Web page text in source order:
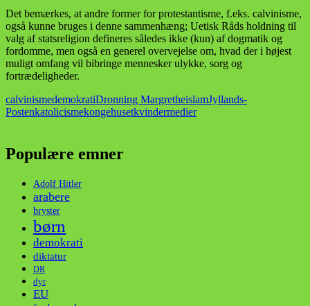
Det bemærkes, at andre former for protestantisme, f.eks. calvinisme,
også kunne bruges i denne sammenhæng; Uetisk Råds holdning til
valg af statsreligion defineres således ikke (kun) af dogmatik og
fordomme, men også en generel overvejelse om, hvad der i højest
muligt omfang vil bibringe mennesker ulykke, sorg og
fortrædeligheder.
calvinismedemokratiDronning MargretheislamJyllands-
Postenkatolicismekongehusetkvindermedier
Populære emner
Adolf Hitler
arabere
bryster
børn
demokrati
diktatur
DR
dyr
EU